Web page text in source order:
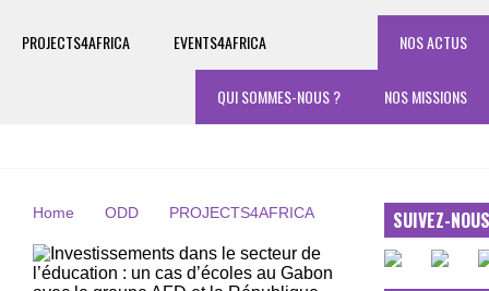
PROJECTS4AFRICA EVENTS4AFRICA NOS ACTUS
NOS MISSIONS
QUI SOMMES-NOUS ?
Home ODD PROJECTS4AFRICA SUIVEZ-